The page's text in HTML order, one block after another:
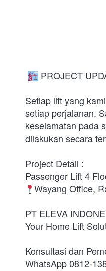
PROJECT
Setiap lift yang
setiap perjalanan.
keselamatan pada
dilakukan secara
Project Detail :
Wayang Office,
PT ELEVA
Your Home Lift
Konsultasi dan
WhatsApp 0812-